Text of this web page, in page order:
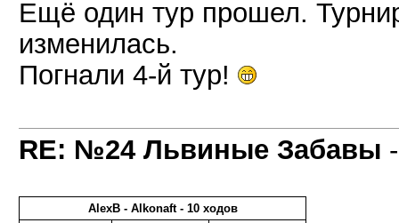
Ещё один тур прошел.
изменилась.
Погнали 4-й тур!
RE: №24 Львиные Забавы
AlexB - Alkonaft - 10 ходов